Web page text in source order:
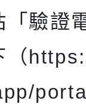
「驗證
（